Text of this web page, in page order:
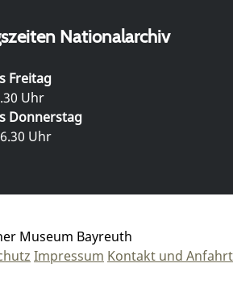
Nationalarchiv
Freitag
Uhr
Donnerstag
Uhr
Museum Bayreuth
Impressum Kontakt und Anfahrt